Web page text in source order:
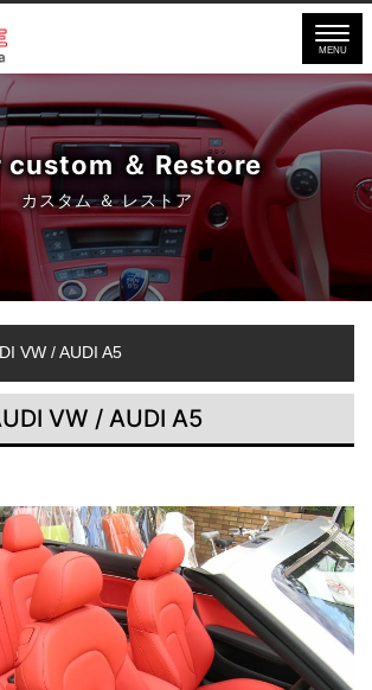
MENU
custom ＆ Restore
カスタム ＆ レストア
VW / AUDI A5
VW / AUDI A5